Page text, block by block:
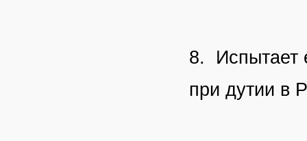
8. Испытает
при дутии в